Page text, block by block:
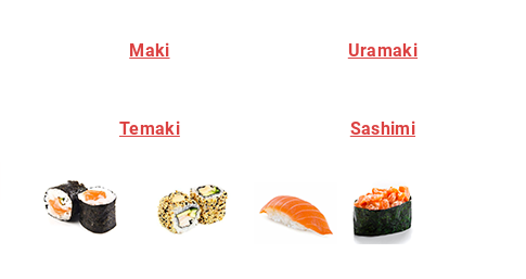
Maki Uramaki
Temaki Sashimi